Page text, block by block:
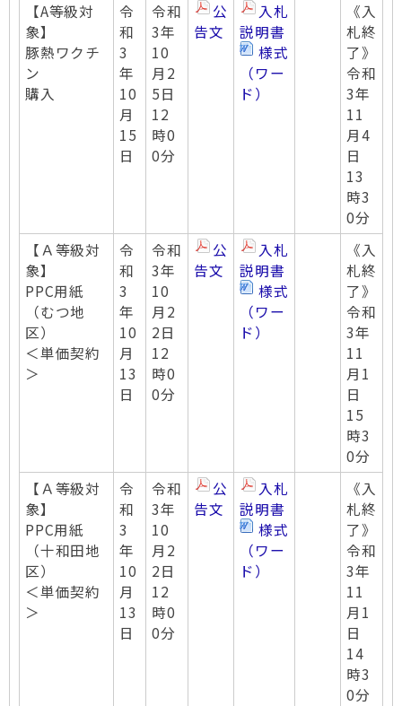
【A等級対
象】
豚熱ワクチ
ン
購入
令
和
3
年
10
月
15
日
令和
3年
10
月2
5日
12
時0
0分
公
告文
入札
説明書
様式
（ワー
ド）
《入
札終
了》
令和
3年
11
月4
日
13
時3
0分
【Ａ等級対
象】
PPC用紙
（むつ地
区）
＜単価契約
＞
令
和
3
年
10
月
13
日
令和
3年
10
月2
2日
12
時0
0分
公
告文
入札
説明書
様式
（ワー
ド）
《入
札終
了》
令和
3年
11
月1
日
15
時3
0分
【Ａ等級対
象】
PPC用紙
（十和田地
区）
＜単価契約
＞
令
和
3
年
10
月
13
日
令和
3年
10
月2
2日
12
時0
0分
公
告文
入札
説明書
様式
（ワー
ド）
《入
札終
了》
令和
3年
11
月1
日
14
時3
0分